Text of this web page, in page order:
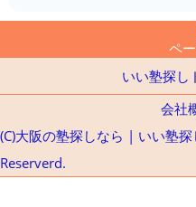
ペ
いい塾探し
会社
(C)大阪の塾探しなら | いい塾
Reserverd.